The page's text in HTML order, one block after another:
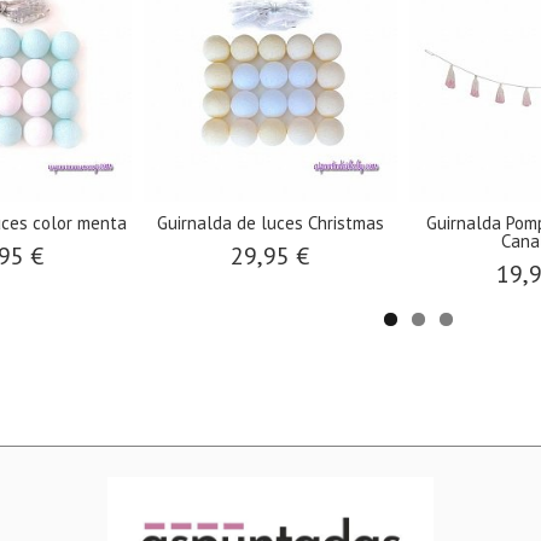
"Lorena
€
Vinilo mini Cruces : negro / gris...
16,00 €
Vinilo